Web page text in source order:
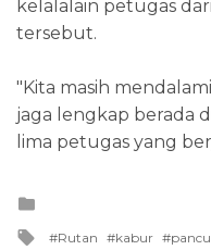
kelalalain petugas
tersebut.
"Kita masih
jaga lengkap berada
lima petugas yang
Tagged
Rutan kabur